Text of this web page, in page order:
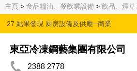
主頁 > 食品糧油、餐飲業設備 > 飲品、煙草
27 結果發現 厨房設備及供應─商業
東亞冷凍鋼藝集團有限公司
2388 2778